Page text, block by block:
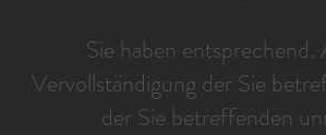
Sie haben
Vervollständigung der Sie
der Sie betreffenden